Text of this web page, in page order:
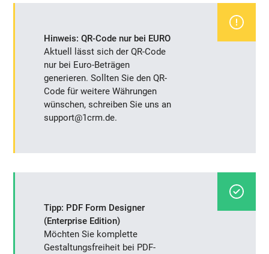
Hinweis: QR-Code nur bei EURO
Aktuell lässt sich der QR-Code
nur bei Euro-Beträgen
generieren. Sollten Sie den QR-
Code für weitere Währungen
wünschen, schreiben Sie uns an
support@1crm.de.
Tipp: PDF Form Designer
(Enterprise Edition)
Möchten Sie komplette
Gestaltungsfreiheit bei PDF-